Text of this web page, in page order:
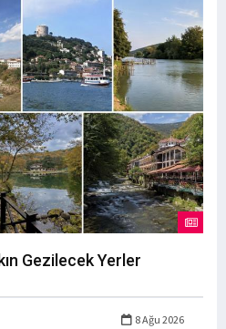
Gezilecek Yerler
8 Ağu 2026